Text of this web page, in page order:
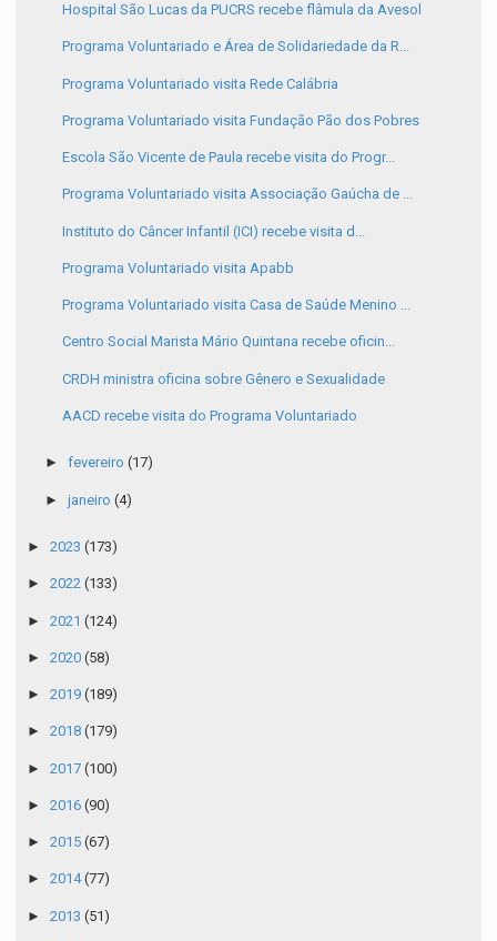
Hospital São Lucas da PUCRS recebe flâmula da Avesol
Programa Voluntariado e Área de Solidariedade da R...
Programa Voluntariado visita Rede Calábria
Programa Voluntariado visita Fundação Pão dos Pobres
Escola São Vicente de Paula recebe visita do Progr...
Programa Voluntariado visita Associação Gaúcha de ...
Instituto do Câncer Infantil (ICI) recebe visita d...
Programa Voluntariado visita Apabb
Programa Voluntariado visita Casa de Saúde Menino ...
Centro Social Marista Mário Quintana recebe oficin...
CRDH ministra oficina sobre Gênero e Sexualidade
AACD recebe visita do Programa Voluntariado
► fevereiro (17)
► janeiro (4)
► 2023 (173)
► 2022 (133)
► 2021 (124)
► 2020 (58)
► 2019 (189)
► 2018 (179)
► 2017 (100)
► 2016 (90)
► 2015 (67)
► 2014(77)
► 2013 (51)